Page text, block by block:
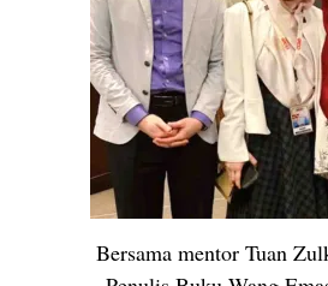
Bersama mentor Tuan